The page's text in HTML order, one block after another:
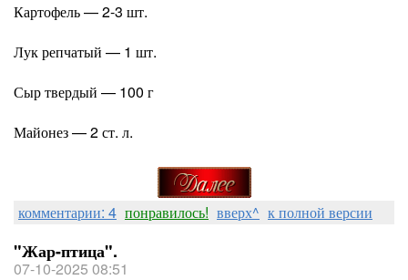
Картофель — 2-3 шт.
Лук репчатый — 1 шт.
Сыр твердый — 100 г
Майонез — 2 ст. л.
комментарии: 4 понравилось! вверх^ к полной версии
"Жар-птица".
07-10-2025 08:51